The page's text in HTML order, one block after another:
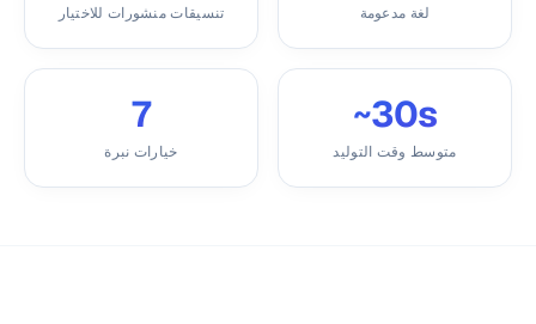
تنسيقات منشورات للاختيار لغة مدعومة
7
خيارات نبرة
~30s
متوسط وقت التوليد